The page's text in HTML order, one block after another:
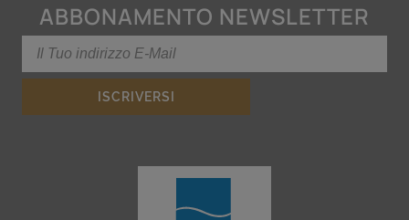
ABBONAMENTO NEWSLETTER